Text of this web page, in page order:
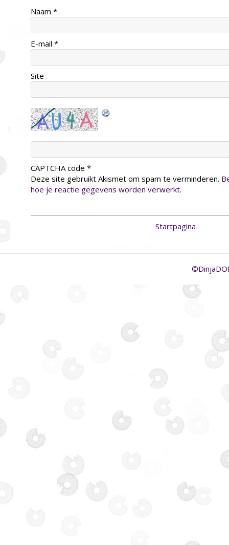
Naam *
E-mail *
Site
CAPTCHA code *
Deze site gebruikt Akismet om spam te verminderen.
hoe je reactie gegevens worden verwerkt.
Startpagina